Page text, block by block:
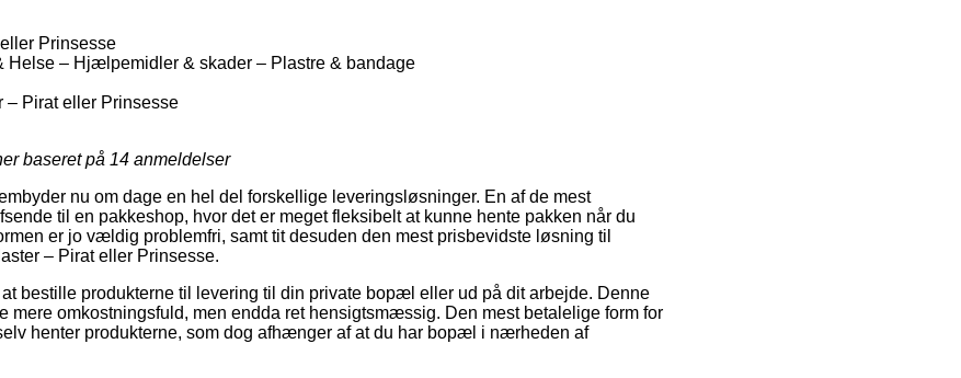
Prinsesse
Helse – Hjælpemidler & skader – Plastre & bandage
– Pirat eller Prinsesse
baseret på 14 anmeldelser
nu om dage en hel del forskellige leveringsløsninger. En af de mest
til en pakkeshop, hvor det er meget fleksibelt at kunne hente pakken når du
er jo vældig problemfri, samt tit desuden den mest prisbevidste løsning til
– Pirat eller Prinsesse.
bestille produkterne til levering til din private bopæl eller ud på dit arbejde. Denne
mere omkostningsfuld, men endda ret hensigtsmæssig. Den mest betalelige form for
henter produkterne, som dog afhænger af at du har bopæl i nærheden af